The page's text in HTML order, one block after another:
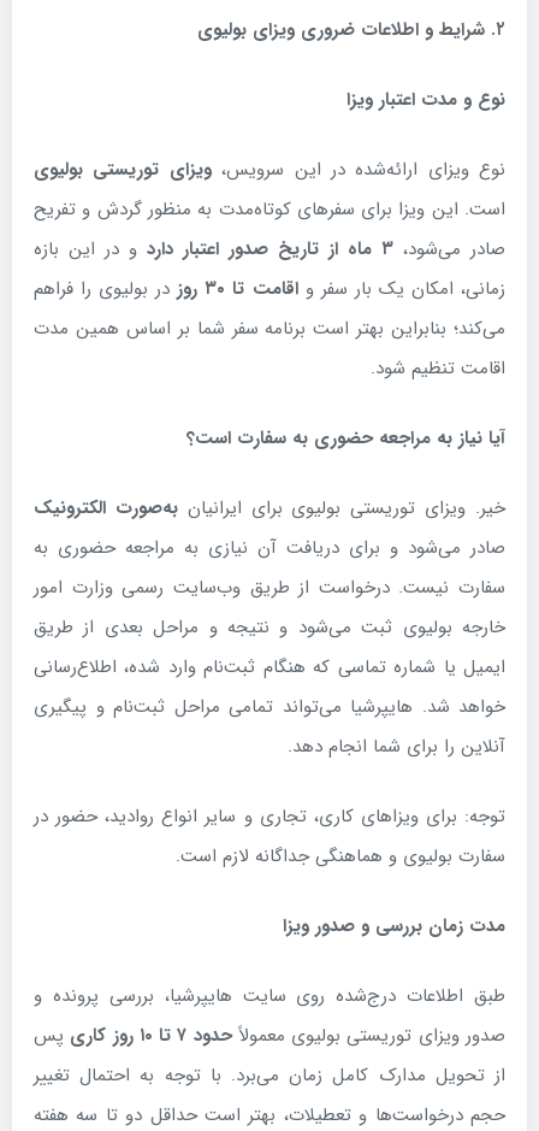
۲. شرایط و اطلاعات ضروری ویزای بولیوی
نوع و مدت اعتبار ویزا
نوع ویزای ارائه‌شده در این سرویس،ویزای توریستی بولیوی
است. این ویزا برای سفرهای کوتاه‌مدت به منظور گردش و تفریح
صادر می‌شود، ۳ ماه از تاریخ صدور اعتبار دارد و در این بازه
زمانی، امکان یک بار سفر واقامت تا ۳۰روزدر بولیوی را فراهم
می‌کند؛ بنابراین بهتر است برنامه سفر شما بر اساس همین مدت
اقامت تنظیم شود.
آیا نیاز به مراجعه حضوری به سفارت است؟
خیر. ویزای توریستی بولیوی برای ایرانیانبه‌صورت الکترونیک
صادر می‌شود و برای دریافت آن نیازی به مراجعه حضوری به
سفارت نیست. درخواست از طریق وب‌سایت رسمی وزارت امور
خارجه بولیوی ثبت می‌شود و نتیجه و مراحل بعدی از طریق
ایمیل یا شماره تماسی که هنگام ثبت‌نام وارد شده، اطلاع‌رسانی
خواهد شد. هایپرشیا می‌تواند تمامی مراحل ثبت‌نام و پیگیری
آنلاین را برای شما انجام دهد.
توجه: برای ویزاهای کاری، تجاری و سایر انواع روادید، حضور در
سفارت بولیوی و هماهنگی جداگانه لازم است.
مدت زمان بررسی و صدور ویزا
طبق اطلاعات درج‌شده روی سایت هایپرشیا، بررسی پرونده و
صدور ویزای توریستی بولیوی معمولاًحدود ۷تا ۱۰ روز کاری پس
از تحویل مدارک کامل زمان می‌برد. با توجه به احتمال تغییر
حجم درخواست‌ها و تعطیلات، بهتر است حداقل دو تا سه هفته